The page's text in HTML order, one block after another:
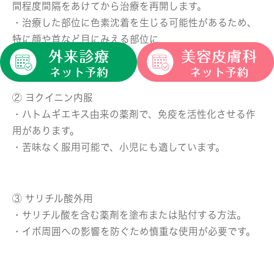
間程度間隔をあけてから治療を再開します。
・治療した部位に色素沈着を生じる可能性があるため、
特に顔や首など目にみえる部位に
・イボができている場合は、慎重に治療を行います。
② ヨクイニン内服
・ハトムギエキス由来の薬剤で、免疫を活性化させる作
用があります。
・苦味なく服用可能で、小児にも適しています。
③ サリチル酸外用
・サリチル酸を含む薬剤を塗布または貼付する方法。
・イボ周囲への影響を防ぐため慎重な使用が必要です。